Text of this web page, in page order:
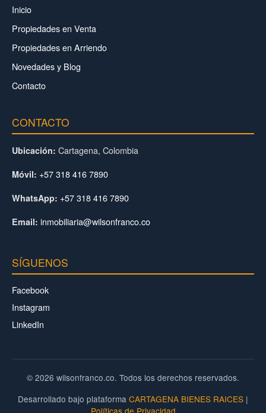
Inicio
Propiedades en Venta
Propiedades en Arriendo
Novedades y Blog
Contacto
CONTACTO
Ubicación: Cartagena, Colombia
Móvil: +57 318 416 7890
WhatsApp: +57 318 416 7890
Email: inmobiliaria@wilsonfranco.co
SÍGUENOS
Facebook
Instagram
LinkedIn
© 2026 wilsonfranco.co. Todos los derechos reservados.
Desarrollado bajo plataforma CARTAGENA BIENES RAICES |
Políticas de Privacidad